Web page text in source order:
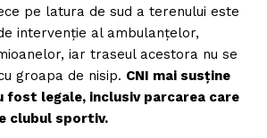
pe latura de sud a terenului este
intervenție al ambulanțelor,
iar traseul acestora nu se
groapa de nisip. CNI mai susține
fost legale, inclusiv parcarea care
clubul sportiv.